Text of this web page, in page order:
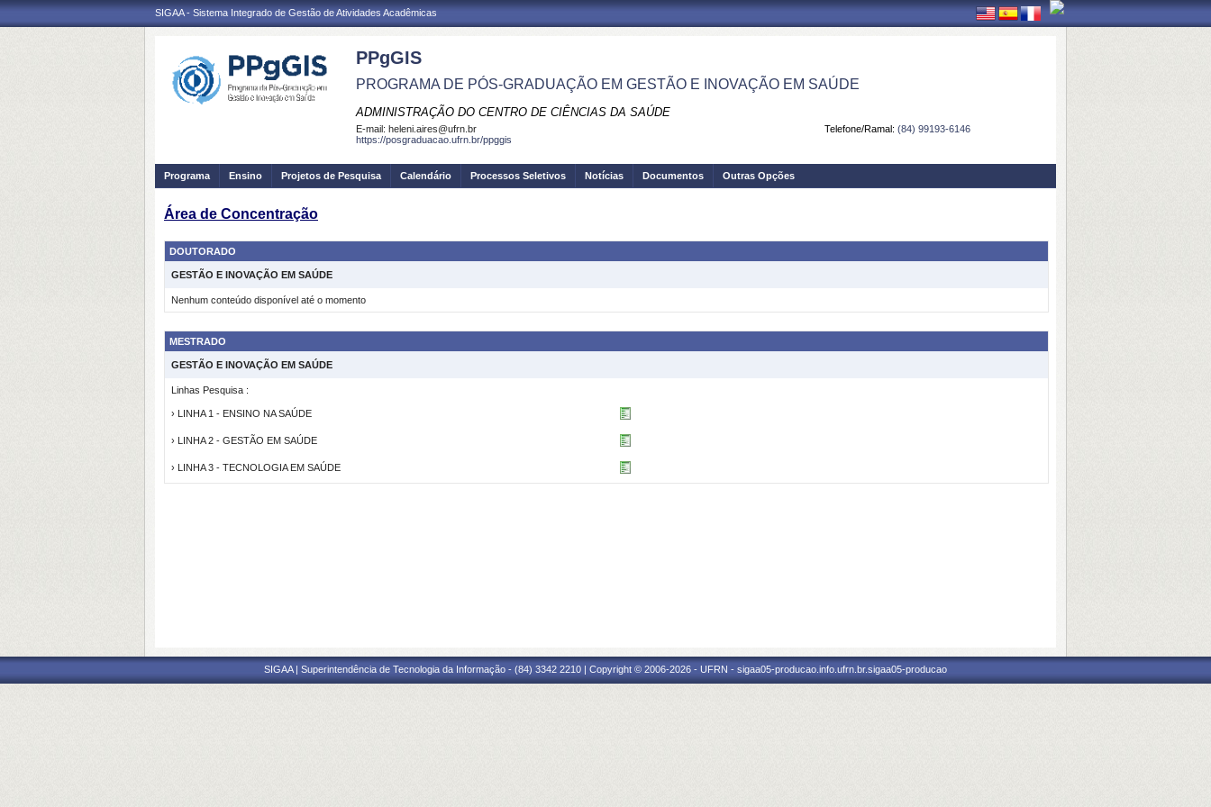
SIGAA - Sistema Integrado de Gestão de Atividades Acadêmicas
PPgGIS
PROGRAMA DE PÓS-GRADUAÇÃO EM GESTÃO E INOVAÇÃO EM SAÚDE
ADMINISTRAÇÃO DO CENTRO DE CIÊNCIAS DA SAÚDE
Telefone/Ramal: (84) 99193-6146
E-mail: heleni.aires@ufrn.br
https://posgraduacao.ufrn.br/ppggis
Programa Ensino Projetos de Pesquisa Calendário Processos Seletivos Notícias Documentos Outras Opções
Área de Concentração
DOUTORADO
GESTÃO E INOVAÇÃO EM SAÚDE
Nenhum conteúdo disponível até o momento
MESTRADO
GESTÃO E INOVAÇÃO EM SAÚDE
Linhas Pesquisa :
› LINHA 1 - ENSINO NA SAÚDE
› LINHA 2 - GESTÃO EM SAÚDE
› LINHA 3 - TECNOLOGIA EM SAÚDE
SIGAA | Superintendência de Tecnologia da Informação - (84) 3342 2210 | Copyright © 2006-2026 - UFRN - sigaa05-producao.info.ufrn.br.sigaa05-producao